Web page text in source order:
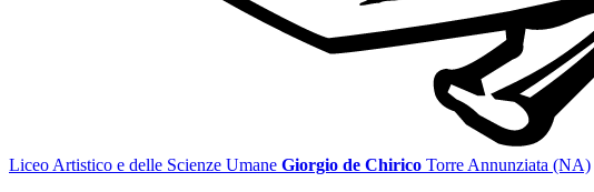
Liceo Artistico e delle Scienze Umane Giorgio de Chirico Torre Annunziata (NA)